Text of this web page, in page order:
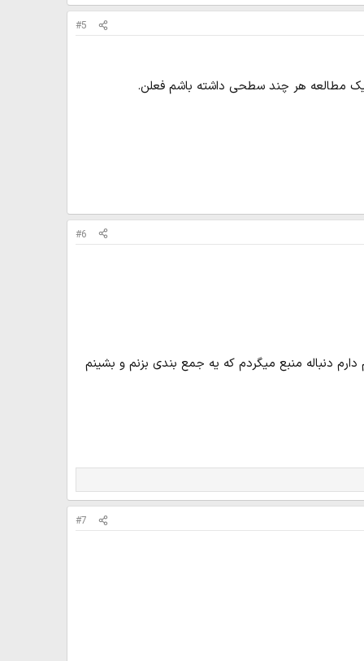
#5
یک مطالعه هر چند سطحی داشته باشم فعلن.
#6
دنباله منبع میگردم که یه جمع بندی بزنم و بشینم
#7